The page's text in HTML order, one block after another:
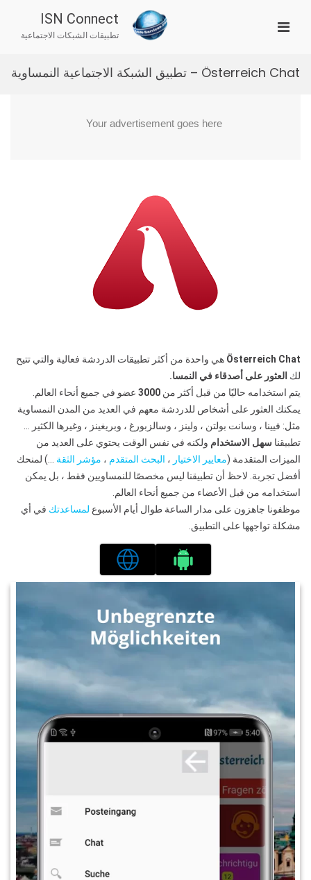
content
ISN Connect
تطبيقات الشبكات الاجتماعيةMenu
Österreich Chat – تطبيق الشبكة الاجتماعية النمساوية
Österreich Chat هي واحدة من أكثر تطبيقات الدردشة فعالية والتي تتيح
لك العثور على أصدقاء في النمسا.
يتم استخدامه حاليًا من قبل أكثر من
عضو في جميع أنحاء العالم.
يمكنك العثور على أشخاص للدردشة معهم في العديد من المدن النمساوية
مثل: فيينا ، وسانت بولتن ، ولينز ، وسالزبورغ ، وبريغينز ، وغيرها الكثير …
تطبيقنا سهل الاستخدام ولكنه في نفس الوقت يحتوي على العديد من
الميزات المتقدمة (معايير الاختيار ، البحث المتقدم ، مؤشر الثقة …) لمنحك
أفضل تجربة. لاحظ أن تطبيقنا ليس مخصصًا للنمساويين فقط ، بل يمكن
استخدامه من قبل الأعضاء من جميع أنحاء العالم.
موظفونا جاهزون على مدار الساعة طوال أيام الأسبوع لمساعدتك في أي
مشكلة تواجهها على التطبيق.